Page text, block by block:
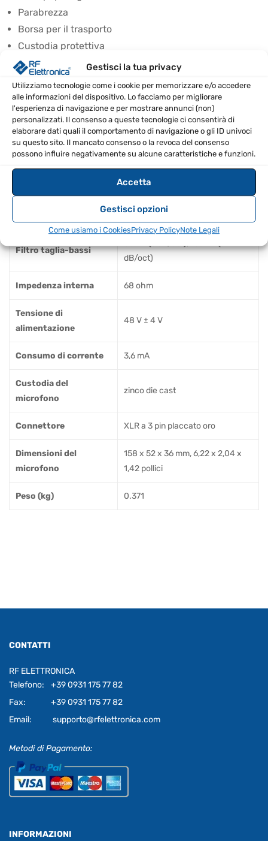
Gestisci la tua privacy
Utilizziamo tecnologie come i cookie per memorizzare e/o accedere
alle informazioni del dispositivo. Lo facciamo per migliorare
l'esperienza di navigazione e per mostrare annunci (non)
personalizzati. Il consenso a queste tecnologie ci consentirà di
elaborare dati quali il comportamento di navigazione o gli ID univoci
su questo sito. Il mancato consenso o la revoca del consenso
possono influire negativamente su alcune caratteristiche e funzioni.
Accetta
Gestisci opzioni
Come usiamo i CookiesPrivacy PolicyNote Legali
Parabrezza
Borsa per il trasporto
Custodia protettiva
SPECIFICHE TECNICHE
Trasduttore 25 mm, 1 in
Livello di rumore
equivalente
4 dB (A)
SPL massimo per 0,5
136 dBSPL, 0 dB di pre-
attenuazione
Pre-attenuazione pad 0 dB, -6 dB, -12 dB
Filtro taglia-bassi
dB/oct)
Impedenza interna 68 ohm
Tensione di
alimentazione
48 V ± 4 V
Consumo di corrente 3,6 mA
Custodia del
microfono
zinco die cast
Connettore XLR a 3 pin placcato oro
Dimensioni del
microfono
158 x 52 x 36 mm, 6,22 x 2,04 x
1,42 pollici
Peso (kg) 0.371
CONTATTI
RF ELETTRONICA
Telefono:
+39 0931 175 77 82
Fax:
+39 0931 175 77 82
Email:
supporto@rfelettronica.com
Metodi di Pagamento:
INFORMAZIONI